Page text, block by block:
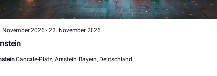
November 2026- 22. November 2026
Cancale-Platz, Arnstein, Bayern, Deutschland